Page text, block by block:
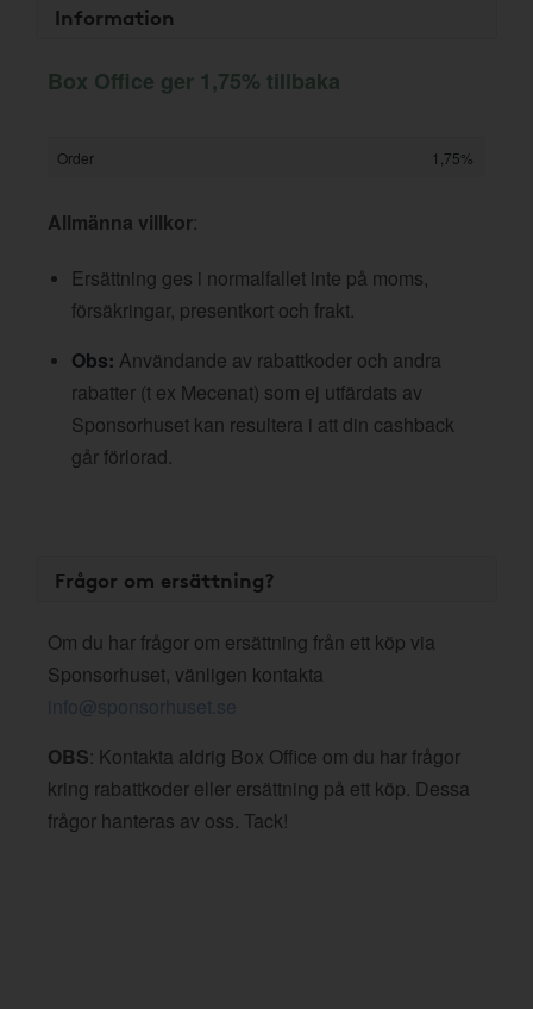
Information
Box Office ger 1,75% tillbaka
Order 1,75%
Allmänna villkor:
Ersättning ges i normalfallet inte på moms,
försäkringar, presentkort och frakt.
Obs: Användande av rabattkoder och andra
rabatter (t ex Mecenat) som ej utfärdats av
Sponsorhuset kan resultera i att din cashback
går förlorad.
Frågor om ersättning?
Om du har frågor om ersättning från ett köp via
Sponsorhuset, vänligen kontakta
info@sponsorhuset.se
OBS: Kontakta aldrig Box Office om du har frågor
kring rabattkoder eller ersättning på ett köp. Dessa
frågor hanteras av oss. Tack!